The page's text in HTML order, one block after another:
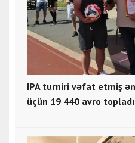
IPA turniri vəfat etmiş
üçün 19 440 avro topladı